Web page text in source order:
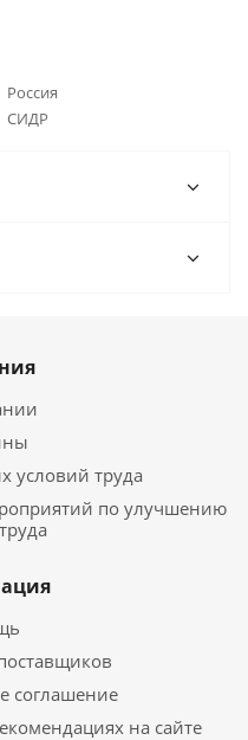
Россия
СИДР
условий труда
по улучшению
соглашение
на сайте